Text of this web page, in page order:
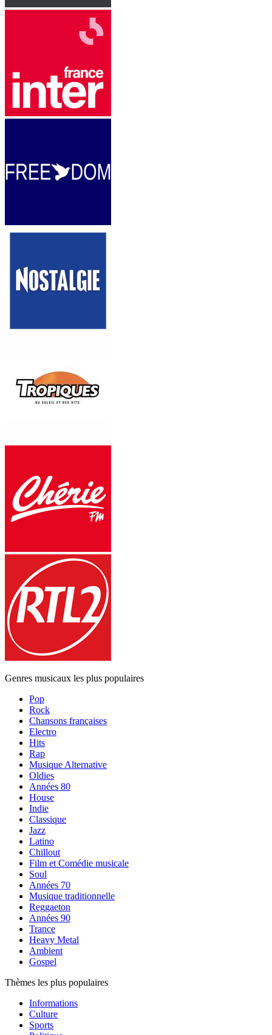
Genres musicaux les plus populaires
Pop
Rock
Chansons françaises
Electro
Hits
Rap
Musique Alternative
Oldies
Années 80
House
Indie
Classique
Jazz
Latino
Chillout
Film et Comédie musicale
Soul
Années 70
Musique traditionnelle
Reggaeton
Années 90
Trance
Heavy Metal
Ambient
Gospel
Thèmes les plus populaires
Informations
Culture
Sports